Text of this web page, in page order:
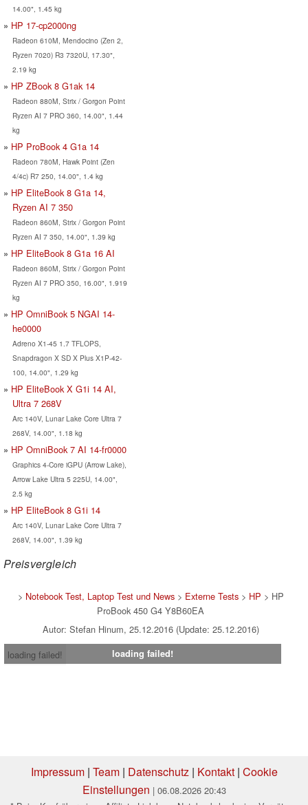
14.00", 1.45 kg
HP 17-cp2000ng
Radeon 610M, Mendocino (Zen 2,
Ryzen 7020) R3 7320U, 17.30",
2.19 kg
HP ZBook 8 G1ak 14
Radeon 880M, Strix / Gorgon Point
Ryzen AI 7 PRO 360, 14.00", 1.44
kg
HP ProBook 4 G1a 14
Radeon 780M, Hawk Point (Zen
4/4c) R7 250, 14.00", 1.4 kg
HP EliteBook 8 G1a 14,
Ryzen AI 7 350
Radeon 860M, Strix / Gorgon Point
Ryzen AI 7 350, 14.00", 1.39 kg
HP EliteBook 8 G1a 16 AI
Radeon 860M, Strix / Gorgon Point
Ryzen AI 7 PRO 350, 16.00", 1.919
kg
HP OmniBook 5 NGAI 14-
he0000
Adreno X1-45 1.7 TFLOPS,
Snapdragon X SD X Plus X1P-42-
100, 14.00", 1.29 kg
HP EliteBook X G1i 14 AI,
Ultra 7 268V
Arc 140V, Lunar Lake Core Ultra 7
268V, 14.00", 1.18 kg
HP OmniBook 7 AI 14-fr0000
Graphics 4-Core iGPU (Arrow Lake),
Arrow Lake Ultra 5 225U, 14.00",
2.5 kg
HP EliteBook 8 G1i 14
Arc 140V, Lunar Lake Core Ultra 7
268V, 14.00", 1.39 kg
Preisvergleich
> Notebook Test, Laptop Test und News> Externe Tests> HP > HP
ProBook 450 G4 Y8B60EA
Autor: Stefan Hinum, 25.12.2016 (Update: 25.12.2016)
loading failed!
loading failed!
Impressum| Team| Datenschutz| Kontakt| Cookie
Einstellungen | 06.08.2026 20:43